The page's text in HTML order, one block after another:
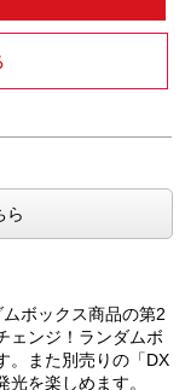
ら
ボックス商品の第2
ェンジ！ランダムボ
。また別売りの「DX
を楽しめます。